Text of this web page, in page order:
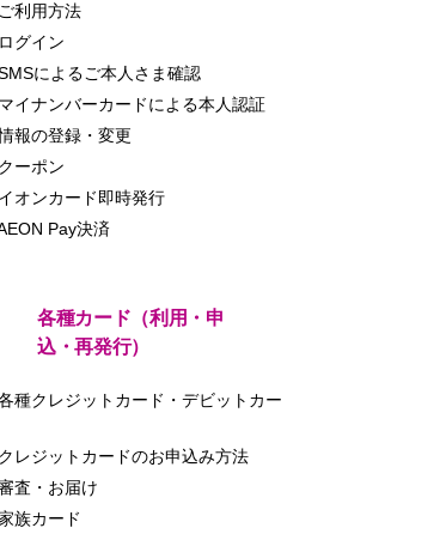
ご利用方法
ログイン
によるご本人さま確認
マイナンバーカードによる本人認証
報の登録・変更
クーポン
イオンカード即時発行
Pay決済
各種カード（利用・申
込・再発行）
種クレジットカード・デビットカー
クレジットカードのお申込み方法
査・お届け
族カード